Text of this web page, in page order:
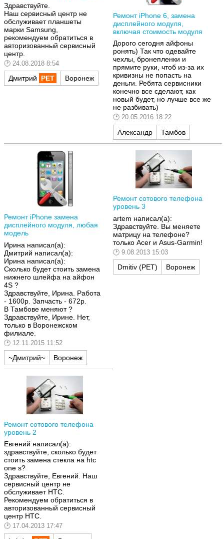
Здравствуйте.
Наш сервисный центр не
обслуживает планшеты
марки Samsung,
рекомендуем обратиться в
авторизованный сервисный
центр.
24.08.2018 8:54
Дмитрий Воронеж
Ремонт iPhone 6, замена
дисплейного модуля,
включая стоимость модуля
Дорого сегодня айфоны
ронять) Так что одевайте
чехлы, бронепленки и
прямите руки, чтоб из-за их
кривизны не попасть на
деньги. Ребята сервисники
конечно все сделают, как
новый будет, но лучше все же
не разбивать)
20.05.2016 18:22
Александр Тамбов
Ремонт iPhone замена
дисплейного модуля, любая
модель
Ирина написал(а):
Дмитрий написал(а):
Ирина написал(а):
Cколько будет стоить замена
нижнего шлейфа на айфон
4S ?
Здравствуйте, Ирина. Работа
- 1600р. Запчасть - 672р.
В Тамбове меняют ?
Здравствуйте, Ирине. Нет,
только в Воронежском
филиале.
12.11.2015 11:52
~Дмитрий~ Воронеж
Ремонт сотового телефона
уровень 3
artem написал(а):
Здравствуйте. Вы меняете
матрицу на телефоне?
только Acer и Asus-Garmin!
9.08.2013 15:03
Dmitiv (РЕТ) Воронеж
Ремонт сотового телефона
уровень 2
Евгений написал(а):
здравствуйте, сколько будет
стоить замена стекла на htc
one s?
Здравствуйте, Евгений. Наш
сервисный центр не
обслуживает HTC.
Рекомендуем обратиться в
авторизованный сервисный
центр HTC.
17.04.2013 17:47